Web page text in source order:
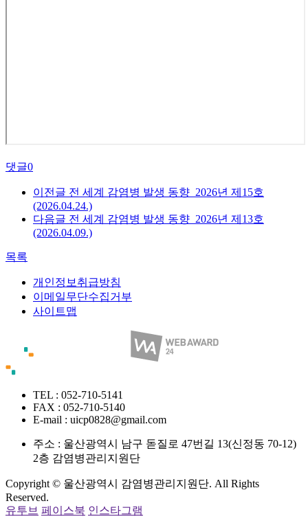
댓글0
이전글 전 세계 감염병 발생 동향_2026년 제15호
(2026.04.24.)
다음글 전 세계 감염병 발생 동향_2026년 제13호
(2026.04.09.)
목록
개인정보취급방침
이메일무단수집거부
사이트맵
TEL : 052-710-5141
FAX : 052-710-5140
E-mail : uicp0828@gmail.com
주소 : 울산광역시 남구 돋질로 47번길 13(신정동 70-12)
2층 감염병관리지원단
Copyright © 울산광역시 감염병관리지원단. All Rights
Reserved.
유투브 페이스북 인스타그램